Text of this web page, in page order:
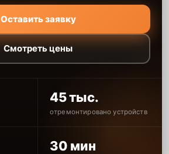
Оставить заявку
Смотреть цены
45 тыс.
отремонтировано устройств
30 мин